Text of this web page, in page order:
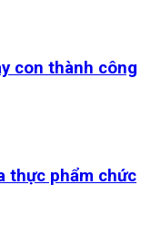
con thành công
thực phẩm chức